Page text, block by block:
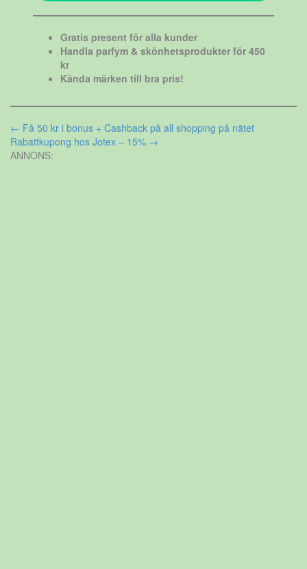
Gratis present för alla kunder
Handla parfym & skönhetsprodukter för 450
kr
Kända märken till bra pris!
Inläggsnavigering
← Få 50 kr i bonus + Cashback på all shopping på nätet
Rabattkupong hos Jotex – 15% →
ANNONS: